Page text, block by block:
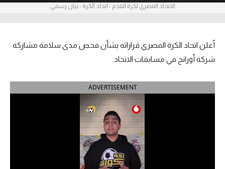
الدوري الإسباني
الدوري الإيطالي
الدوري السعودي للمحترفين
الاتحاد المصري لكرة القدم - اتحاد الكرة - بيان رسمي
أعلن اتحاد الكرة المصري قراراته بشأن فحص مدى سلامة مشاركة
شركة أورانج في مسابقات الاتحاد.
ADVERTISEMENT